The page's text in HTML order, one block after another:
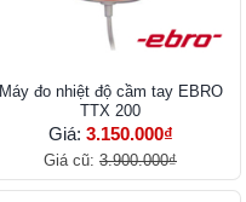
Máy đo nhiệt độ cầm tay EBRO
TTX 200
Giá: 3.150.000₫
Giá cũ: 3.900.000₫